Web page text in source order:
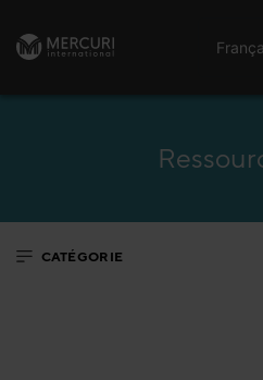
Passer au contenu
CATÉGORIE